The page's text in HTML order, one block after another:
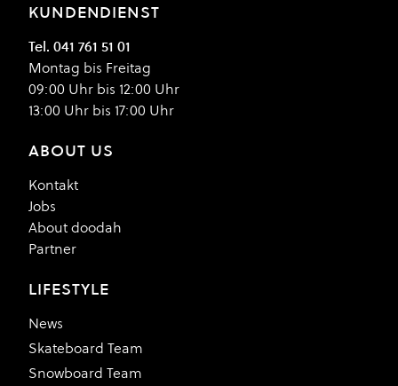
KUNDENDIENST
Tel. 041 761 51 01
Montag bis Freitag
09:00 Uhr bis 12:00 Uhr
13:00 Uhr bis 17:00 Uhr
ABOUT US
Kontakt
Jobs
About doodah
Partner
LIFESTYLE
News
Skateboard Team
Snowboard Team